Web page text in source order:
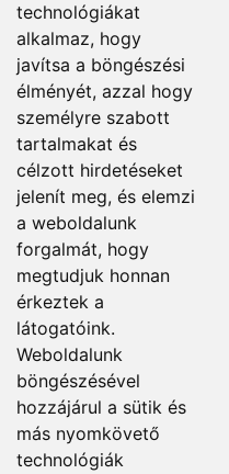
technológiákat
alkalmaz, hogy
javítsa a böngészési
élményét, azzal hogy
személyre szabott
tartalmakat és
célzott hirdetéseket
jelenít meg, és elemzi
a weboldalunk
forgalmát, hogy
megtudjuk honnan
érkeztek a
látogatóink.
Weboldalunk
böngészésével
hozzájárul a sütik és
más nyomkövető
technológiák
és hozzájárulok
Frigyes út 24.